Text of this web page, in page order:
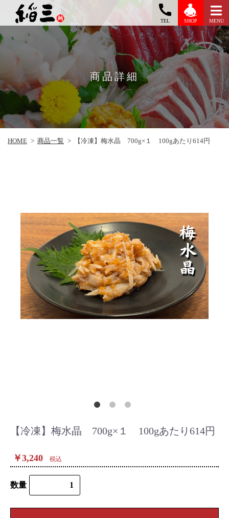
MENU
TEL SHOP
商品詳細
HOME > 商品一覧 > 【冷凍】梅水晶 700g×１ 100gあたり614円
【冷凍】梅水晶 700g×１ 100gあたり614円
￥3,240 税込
数量